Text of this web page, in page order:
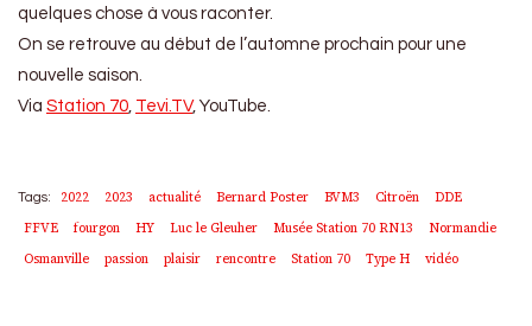
quelques chose à vous raconter.
On se retrouve au début de l’automne prochain pour une
nouvelle saison.
Via Station 70 Tevi.TV, YouTube.
Tags: 2022 2023 actualité Bernard Poster BVM3 Citroën
DDE
FFVE
fourgon HY Luc le Gleuher Musée Station 70 RN13
Normandie
Osmanville
passion plaisir rencontre Station 70 Type H vidéo